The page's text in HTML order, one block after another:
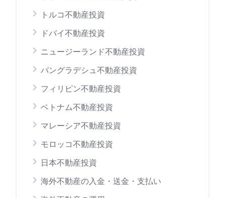
トルコ不動産投資
ドバイ不動産投資
ニュージーランド不動産投資
バングラデシュ不動産投資
フィリピン不動産投資
ベトナム不動産投資
マレーシア不動産投資
モロッコ不動産投資
日本不動産投資
海外不動産の入金・送金・支払い